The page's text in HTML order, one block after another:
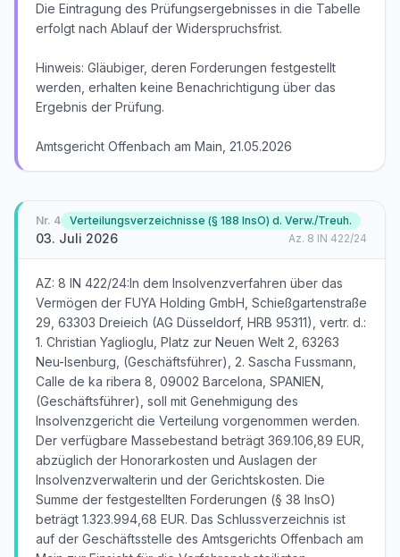
Die Eintragung des Prüfungsergebnisses in die Tabelle
erfolgt nach Ablauf der Widerspruchsfrist.
Hinweis: Gläubiger, deren Forderungen festgestellt
werden, erhalten keine Benachrichtigung über das
Ergebnis der Prüfung.
Amtsgericht Offenbach am Main, 21.05.2026
Nr. 4 Verteilungsverzeichnisse (§ 188 InsO) d. Verw./Treuh.
03. Juli 2026 Az. 8 IN 422/24
AZ: 8 IN 422/24:In dem Insolvenzverfahren über das
Vermögen der FUYA Holding GmbH, Schießgartenstraße
29, 63303 Dreieich (AG Düsseldorf, HRB 95311), vertr. d.:
1. Christian Yaglioglu, Platz zur Neuen Welt 2, 63263
Neu-Isenburg, (Geschäftsführer), 2. Sascha Fussmann,
Calle de ka ribera 8, 09002 Barcelona, SPANIEN,
(Geschäftsführer), soll mit Genehmigung des
Insolvenzgericht die Verteilung vorgenommen werden.
Der verfügbare Massebestand beträgt 369.106,89 EUR,
abzüglich der Honorarkosten und Auslagen der
Insolvenzverwalterin und der Gerichtskosten. Die
Summe der festgestellten Forderungen (§ 38 InsO)
beträgt 1.323.994,68 EUR. Das Schlussverzeichnis ist
auf der Geschäftsstelle des Amtsgerichts Offenbach am